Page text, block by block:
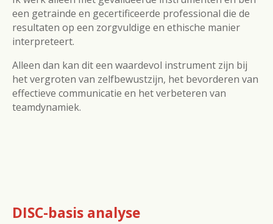
een getrainde en gecertificeerde professional die de
resultaten op een zorgvuldige en ethische manier
interpreteert.
Alleen dan kan dit een waardevol instrument zijn bij
het vergroten van zelfbewustzijn, het bevorderen van
effectieve communicatie en het verbeteren van
teamdynamiek.
DISC-basis analyse